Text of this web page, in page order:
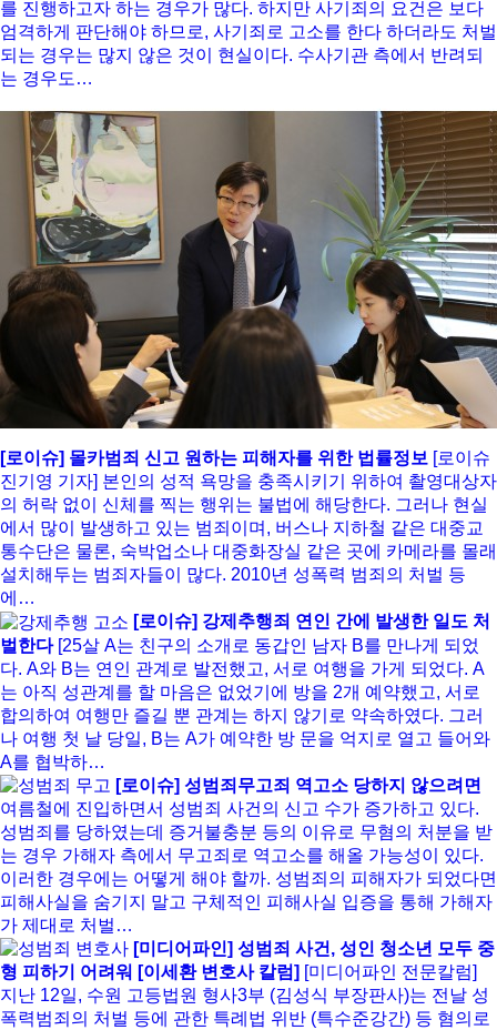
를 진행하고자 하는 경우가 많다. 하지만 사기죄의 요건은 보다
엄격하게 판단해야 하므로, 사기죄로 고소를 한다 하더라도 처벌
되는 경우는 많지 않은 것이 현실이다. 수사기관 측에서 반려되
는 경우도…
[로이슈] 몰카범죄 신고 원하는 피해자를 위한 법률정보 [로이슈
진기영 기자] 본인의 성적 욕망을 충족시키기 위하여 촬영대상자
의 허락 없이 신체를 찍는 행위는 불법에 해당한다. 그러나 현실
에서 많이 발생하고 있는 범죄이며, 버스나 지하철 같은 대중교
통수단은 물론, 숙박업소나 대중화장실 같은 곳에 카메라를 몰래
설치해두는 범죄자들이 많다. 2010년 성폭력 범죄의 처벌 등
에…
[로이슈] 강제추행죄 연인 간에 발생한 일도 처
벌한다 [25살 A는 친구의 소개로 동갑인 남자 B를 만나게 되었
다. A와 B는 연인 관계로 발전했고, 서로 여행을 가게 되었다. A
는 아직 성관계를 할 마음은 없었기에 방을 2개 예약했고, 서로
합의하여 여행만 즐길 뿐 관계는 하지 않기로 약속하였다. 그러
나 여행 첫 날 당일, B는 A가 예약한 방 문을 억지로 열고 들어와
A를 협박하…
[로이슈] 성범죄무고죄 역고소 당하지 않으려면
여름철에 진입하면서 성범죄 사건의 신고 수가 증가하고 있다.
성범죄를 당하였는데 증거불충분 등의 이유로 무혐의 처분을 받
는 경우 가해자 측에서 무고죄로 역고소를 해올 가능성이 있다.
이러한 경우에는 어떻게 해야 할까. 성범죄의 피해자가 되었다면
피해사실을 숨기지 말고 구체적인 피해사실 입증을 통해 가해자
가 제대로 처벌…
[미디어파인] 성범죄 사건, 성인 청소년 모두 중
형 피하기 어려워 [이세환 변호사 칼럼] [미디어파인 전문칼럼]
지난 12일, 수원 고등법원 형사3부 (김성식 부장판사)는 전날 성
폭력범죄의 처벌 등에 관한 특례법 위반 (특수준강간) 등 혐의로